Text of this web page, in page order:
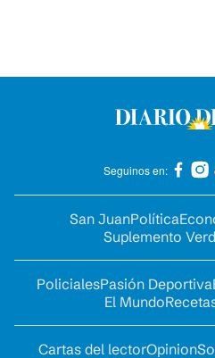
Seguinos en:
San JuanPolítica
Suplemento
PolicialesPasión Deportiva
El Mundo
Cartas del lectorOpinion